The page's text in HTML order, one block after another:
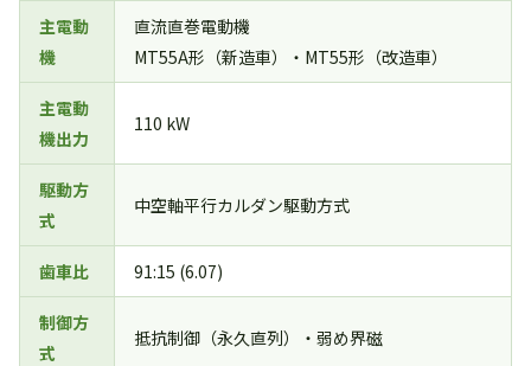
主電動
機
直流直巻電動機
MT55A形（新造車）・MT55形（改造車）
主電動
機出力
110 kW
駆動方
式
中空軸平行カルダン駆動方式
歯車比 91:15 (6.07)
制御方
式
抵抗制御（永久直列）・弱め界磁